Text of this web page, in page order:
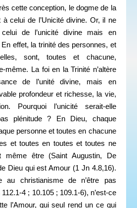
cette conception, le dogme de la
à celui de l’Unicité divine. Or, il ne
de l’unicité divine mais en
effet, la trinité des personnes, et
sont, toutes et chacune,
même. La foi en la Trinité n’altère
de l’unité divine, mais en
profondeur et richesse, la vie,
Pourquoi l’unicité serait-elle
plénitude ? En Dieu, chaque
personne et toutes en chacune
et toutes en toutes et toutes ne
même être (Saint Augustin, De
Dieu qui est Amour (1 Jn 4.8,16).
au christianisme de n’être pas
4 ; 10.105 ; 109.1-6), n’est-ce
l’Amour, qui seul rend un ce qui